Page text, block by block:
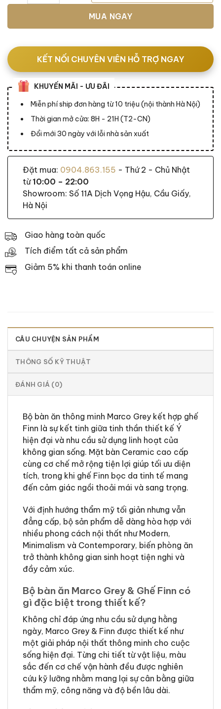
MUA NGAY
KẾT NỐI CHUYÊN VIÊN HỖ TRỢ NGAY
KHUYẾN MÃI - ƯU ĐÃI
Miễn phí ship đơn hàng từ 10 triệu (nội thành Hà Nội)
Thời gian mở cửa: 8H - 21H (T2-CN)
Đổi mới 30 ngày với lỗi nhà sản xuất
Đặt mua: 0904.863.155 - Thứ 2 - Chủ Nhật
từ10:00 – 22:00
Showroom: Số 11A Dịch Vọng Hậu, Cầu Giấy,
Hà Nội
Giao hàng toàn quốc
Tích điểm tất cả sản phẩm
Giảm 5% khi thanh toán online
CÂU CHUYỆN SẢN PHẨM
ĐÁNH GIÁ (0)
THÔNG SỐ KỸ THUẬT
Bộ bàn ăn thông minh Marco Grey kết hợp ghế
Finn là sự kết tinh giữa tinh thần thiết kế Ý
hiện đại và nhu cầu sử dụng linh hoạt của
không gian sống. Mặt bàn Ceramic cao cấp
cùng cơ chế mở rộng tiện lợi giúp tối ưu diện
tích, trong khi ghế Finn bọc da tinh tế mang
đến cảm giác ngồi thoải mái và sang trọng.
Với định hướng thẩm mỹ tối giản nhưng vẫn
đẳng cấp, bộ sản phẩm dễ dàng hòa hợp với
nhiều phong cách nội thất như Modern,
Minimalism và Contemporary, biến phòng ăn
trở thành không gian sinh hoạt tiện nghi và
đầy cảm xúc.
Bộ bàn ăn Marco Grey & Ghế Finn có
gì đặc biệt trong thiết kế?
Không chỉ đáp ứng nhu cầu sử dụng hằng
ngày, Marco Grey & Finn được thiết kế như
một giải pháp nội thất thông minh cho cuộc
sống hiện đại. Từng chi tiết từ vật liệu, màu
sắc đến cơ chế vận hành đều được nghiên
cứu kỹ lưỡng nhằm mang lại sự cân bằng giữa
thẩm mỹ, công năng và độ bền lâu dài.